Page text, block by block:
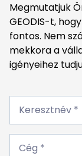
Megmutatjuk
GEODIS-t,
fontos. Nem
mekkora a
igényeihez
Keresztnév
Keresztnév *
Cég
Cég *